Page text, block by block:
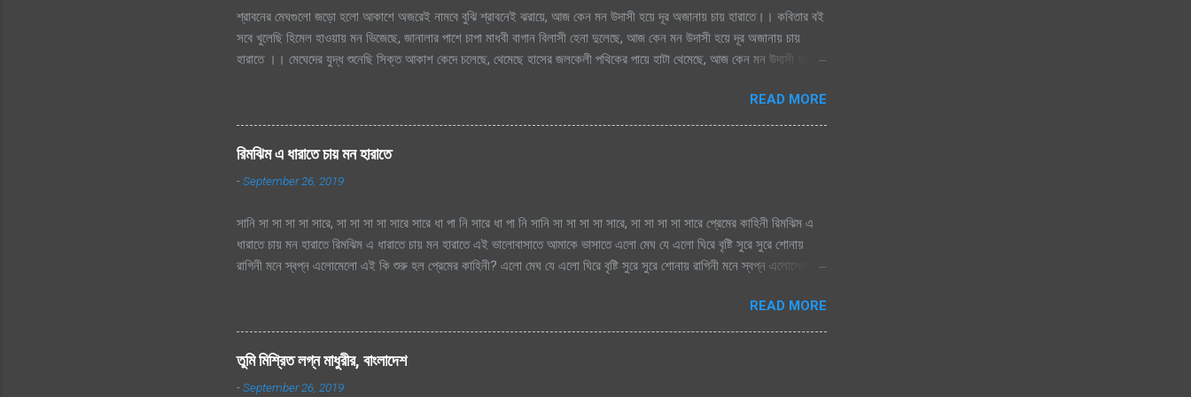
শ্রাবনের মেঘগুলো জড়ো হলো আকাশে অজরেই নামবে বুঝি শ্রাবনেই ঝরায়ে, আজ কেন মন উদাসী হয়ে দূর অজানায় চায় হারাতে।। কবিতার বই
সবে খুলেছি হিমেল হাওয়ায় মন ভিজেছে, জানালার পাশে চাপা মাধবী বাগান বিলাসী হেনা দুলেছে, আজ কেন মন উদাসী হয়ে দূর অজানায় চায়
হারাতে ।। মেঘেদের যুদ্ধ শুনেছি সিক্ত আকাশ কেদে চলেছে, থেমেছে হাসের জলকেলী পথিকের পায়ে হাটা থেমেছে, আজ কেন মন উদাসী হয়ে
READ MORE
রিমঝিম এ ধারাতে চায় মন হারাতে
-September 26, 2019
সানি সা সা সা সা সারে, সা সা সা সা সারে সারে ধা পা নি সারে ধা পা নি সানি সা সা সা সা সারে, সা সা সা সা সারে প্রেমের কাহিনী রিমঝিম এ
ধারাতে চায় মন হারাতে রিমঝিম এ ধারাতে চায় মন হারাতে এই ভালোবাসাতে আমাকে ভাসাতে এলো মেঘ যে এলো ঘিরে বৃষ্টি সুরে সুরে শোনায়
রাগিনী মনে স্বপ্ন এলোমেলো এই কি শুরু হল প্রেমের কাহিনী? এলো মেঘ যে এলো ঘিরে বৃষ্টি সুরে সুরে শোনায় রাগিনী মনে স্বপ্ন এলোমেলো
তো এত আশা, ভালোবাসা এ মনে আগে কত বৃষ্টি যে দেখেছি শ্রাবণে জাগেনি তো এত আশা, ভালোবাসা এ মনে সে বৃষ্টি ভেজা পায়ে সামনে এলে
হায়, ফোটে কামিনী আজ ভিজতে ভালোলাগে শূন্য মনে জাগে প্রেমের কাহিনী সে বৃষ্টি ভেজা পায়ে সামনে এলে হায়, ফোটে কামিনী আজ ভিজতে
ভালোলাগে শূন্য মনে জাগে প্রেমের কাহিনী রিমঝিম এ ধারাতে চায় মন হারাতে রিমঝিম এ ধারাতে চায় মন হারাতে শ্রাবণের বুকে প্রেম কবিতা যে
লিখে যায় হৃদয়ের মরু পথে জলছবি থেকে যায় শ্রাবণের বুকে প্রেম কবিতা যে লিখে যায় হৃদয়ের মরু পথে জলছবি থেকে যায় জানি সেই তো
ছিলো...
READ MORE
তুমি মিশ্রিত লগ্ন মাধুরীর, বাংলাদেশ
-September 26, 2019